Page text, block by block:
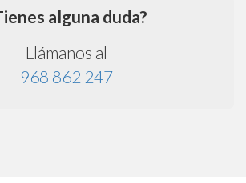
alguna duda?
Llámanos al
968 862 247